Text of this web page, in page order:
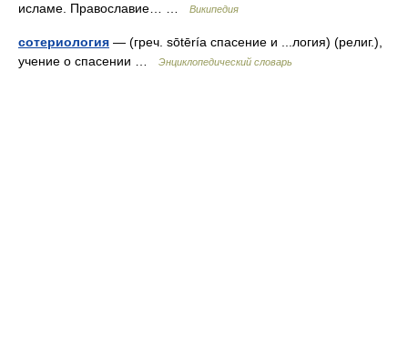
исламе. Православие… …
Википедия
сотериология — (греч. sōtēría спасение и ...логия) (религ.),
учение о спасении …
Энциклопедический словарь